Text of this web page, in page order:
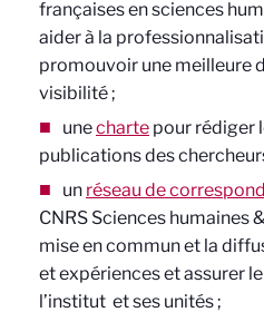
françaises en sciences
aider à la
promouvoir une meilleure
visibilité ;
unecharte pour rédiger
publications des
un réseau de
CNRS Sciences humaines
mise en commun et la
et expériences et assurer
l’institut et ses unités ;